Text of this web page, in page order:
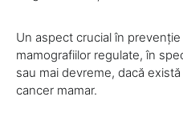
Un aspect crucial în
mamografiilor regulate, în
sau mai devreme, dacă
cancer mamar.